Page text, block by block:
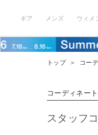
ギア メンズ ウィメ
トップ ＞ コー
コーディネート
スタッフ